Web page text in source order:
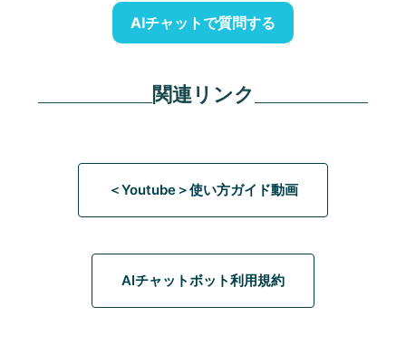
AIチャットで質問する
関連リンク
＜Youtube＞使い方ガイド動画
AIチャットボット利用規約